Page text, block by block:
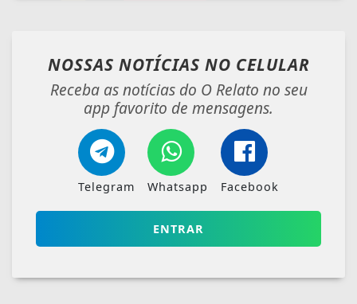
NOSSAS NOTÍCIAS NO CELULAR
Receba as notícias do O Relato no seu
app favorito de mensagens.
Telegram Whatsapp Facebook
ENTRAR